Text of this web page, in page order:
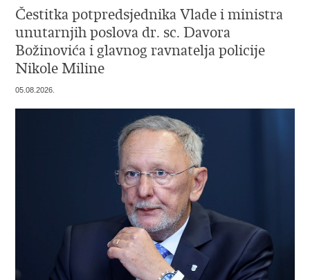
Čestitka potpredsjednika Vlade i ministra
unutarnjih poslova dr. sc. Davora
Božinovića i glavnog ravnatelja policije
Nikole Miline
05.08.2026.